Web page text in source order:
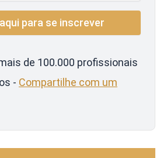
de 100.000 profissionais
- Compartilhe com um